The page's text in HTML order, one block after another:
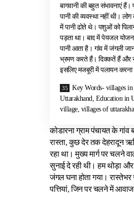
बागवानी की बहुत संभावनाएं
पानी की व्यवस्था नहीं थी।
में पानी ढोते थे। पशुओं को
पड़ता था। बाद में पेयजल
पानी आता है। गांव में जंगली
भ्रमण करते हैं। दिक्कतें हैं और
इसलिए मजबूरी में पलायन करना
Key Words- villages
Uttarakhand, Education in
village, villages of
कोडारना ग्राम पंचायत के
रास्ता, कुछ देर तक देहरादून
रहा था। मुख्य मार्ग पर चलने
सुनाई दे रही थी। हम थोड़ा
जंगल घना होता गया।
पत्तियां, जिन पर चलने में आवाज